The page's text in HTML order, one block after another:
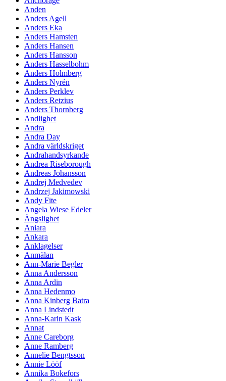
Anden
Anders Agell
Anders Eka
Anders Hamsten
Anders Hansen
Anders Hansson
Anders Hasselbohm
Anders Holmberg
Anders Nyrén
Anders Perklev
Anders Retzius
Anders Thornberg
Andlighet
Andra
Andra Day
Andra världskriget
Andrahandsyrkande
Andrea Riseborough
Andreas Johansson
Andrej Medvedev
Andrzej Jakimowski
Andy Fite
Angela Wiese Edeler
Ängslighet
Aniara
Ankara
Anklagelser
Anmälan
Ann-Marie Begler
Anna Andersson
Anna Ardin
Anna Hedenmo
Anna Kinberg Batra
Anna Lindstedt
Anna-Karin Kask
Annat
Anne Careborg
Anne Ramberg
Annelie Bengtsson
Annie Lööf
Annika Bokefors